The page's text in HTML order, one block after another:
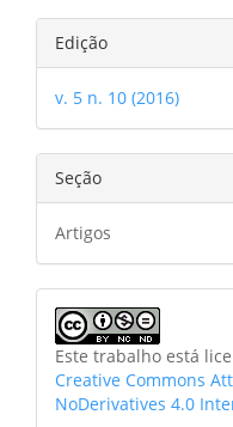
Edição
v. 5 n. 10 (2016)
Seção
Artigos
Este trabalho está
Creative Commons
NoDerivatives 4.0